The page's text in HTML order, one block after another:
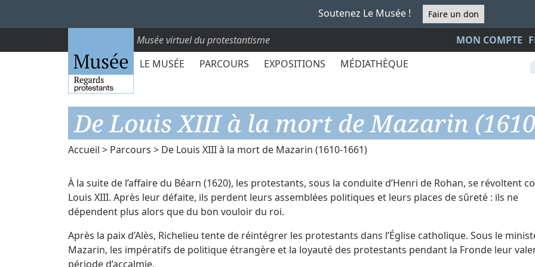
Soutenez Le Musée ! Faire un don
Musée virtuel du protestantisme MON COMPTE
LE MUSÉE
PARCOURS EXPOSITIONS MÉDIATHÈQUE
De Louis XIII à la mort de Mazarin
Accueil > Parcours > De Louis XIII à la mort de Mazarin (1610-1661)
À la suite de l’affaire du Béarn (1620), les protestants, sous la conduite d’Henri de Rohan, se révoltent
Louis XIII. Après leur défaite, ils perdent leurs assemblées politiques et leurs places de sûreté : ils ne
dépendent plus alors que du bon vouloir du roi.
Après la paix d’Alès, Richelieu tente de réintégrer les protestants dans l’Église catholique. Sous le
Mazarin, les impératifs de politique étrangère et la loyauté des protestants pendant la Fronde leur
période d’accalmie.